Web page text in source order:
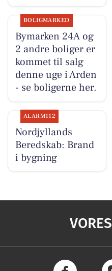
BOLIGMARKED
Bymarken 24A og
2 andre boliger er
kommet til salg
denne uge i Arden
- se boligerne her.
ALARM112
Nordjyllands
Beredskab: Brand
i bygning
VORES